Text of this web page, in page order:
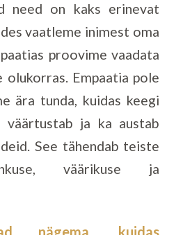
need on kaks erinevat
vaatleme inimest oma
proovime vaadata
olukorras. Empaatia pole
ära tunda, kuidas keegi
väärtustab ja ka austab
See tähendab teiste
väärikuse ja